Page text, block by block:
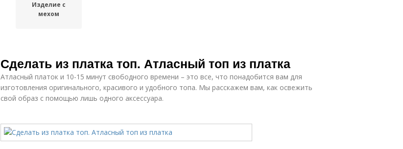
Изделие с
мехом
Сделать из платка топ. Атласный топ из платка
Атласный платок и 10-15 минут свободного времени – это все, что понадобится вам для
изготовления оригинального, красивого и удобного топа. Мы расскажем вам, как освежить
свой образ с помощью лишь одного аксессуара.